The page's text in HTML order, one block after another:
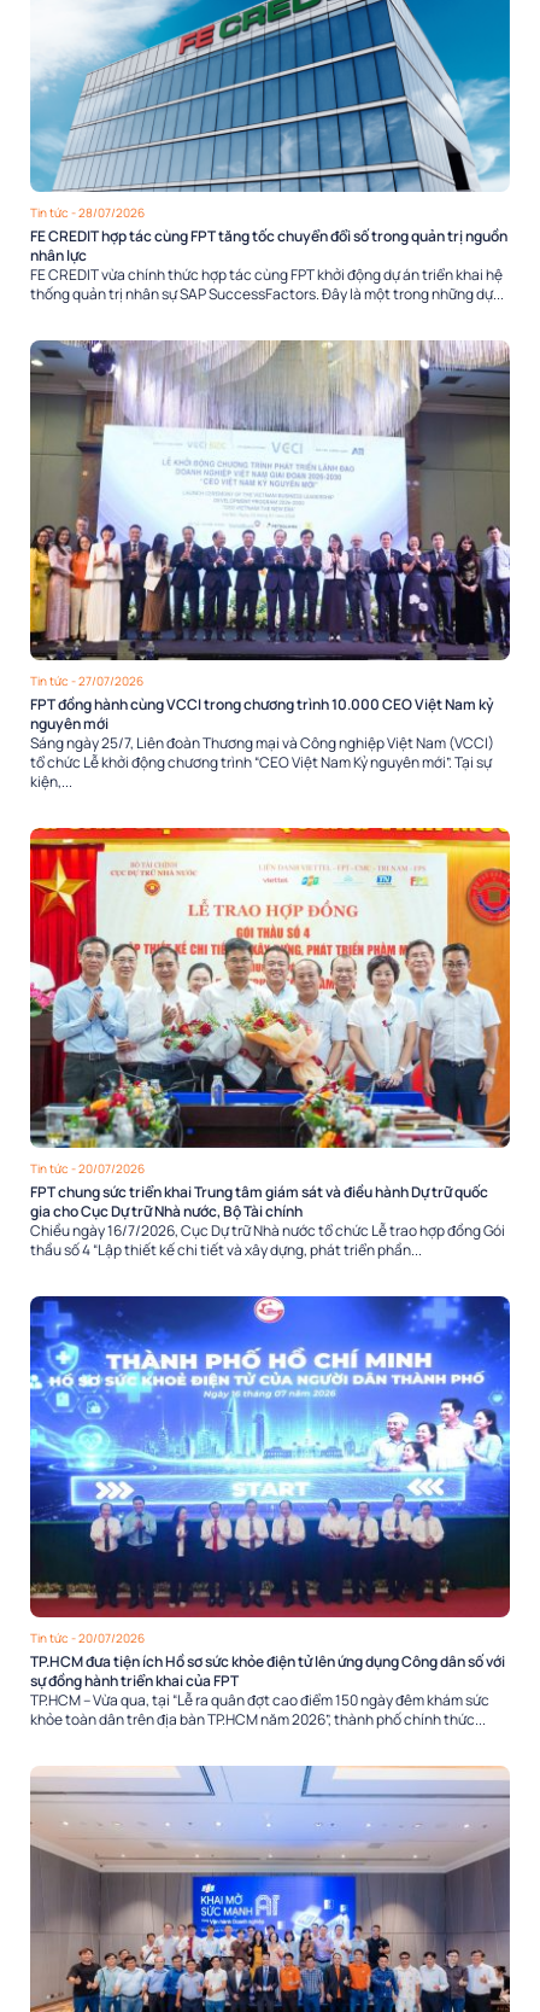
Tin tức - 28/07/2026
FE CREDIT hợp tác cùng FPT tăng tốc chuyển đổi số trong quản trị nguồn
nhân lực
FE CREDIT vừa chính thức hợp tác cùng FPT khởi động dự án triển khai hệ
thống quản trị nhân sự SAP SuccessFactors. Đây là một trong những dự...
Tin tức - 27/07/2026
FPT đồng hành cùng VCCI trong chương trình 10.000 CEO Việt Nam kỷ
nguyên mới
Sáng ngày 25/7, Liên đoàn Thương mại và Công nghiệp Việt Nam (VCCI)
tổ chức Lễ khởi động chương trình “CEO Việt Nam Kỷ nguyên mới”. Tại sự
kiện,...
Tin tức - 20/07/2026
FPT chung sức triển khai Trung tâm giám sát và điều hành Dự trữ quốc
gia cho Cục Dự trữ Nhà nước, Bộ Tài chính
Chiều ngày 16/7/2026, Cục Dự trữ Nhà nước tổ chức Lễ trao hợp đồng Gói
thầu số 4 “Lập thiết kế chi tiết và xây dựng, phát triển phần...
Tin tức - 20/07/2026
TP.HCM đưa tiện ích Hồ sơ sức khỏe điện tử lên ứng dụng Công dân số với
sự đồng hành triển khai của FPT
TP.HCM – Vừa qua, tại “Lễ ra quân đợt cao điểm 150 ngày đêm khám sức
khỏe toàn dân trên địa bàn TP.HCM năm 2026”, thành phố chính thức...